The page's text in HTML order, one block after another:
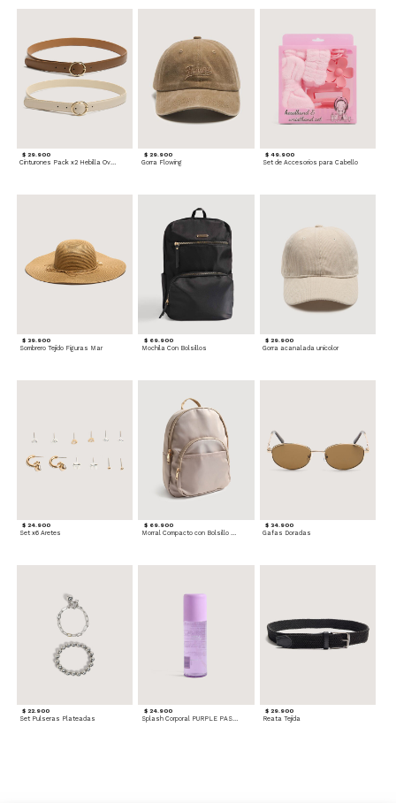
$ 29.900
Cinturones Pack x2 Hebilla Ovalada
$ 29.900
Gorra Flowing
$ 49.900
Set de Accesorios para Cabello
$ 39.900
Sombrero Tejido Figuras Mar
$ 69.900
Mochila Con Bolsillos
$ 29.900
Gorra acanalada unicolor
$ 24.900
Set x6 Aretes
$ 69.900
Morral Compacto con Bolsillo Frontal
$ 34.900
Gafas Doradas
$ 22.900
Set Pulseras Plateadas
$ 24.900
Splash Corporal PURPLE PASSION - Floral
$ 29.900
Reata Tejida